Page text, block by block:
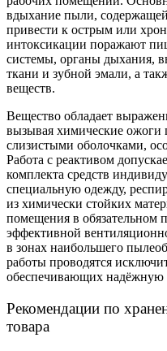
вдыхание пыли,
привести к острым или
интоксикации поражают
системы, органы дыхания,
ткани и зубной эмали, а
веществ.
Вещество обладает
вызывая химические ожоги
слизистыми оболочками,
Работа с реактивом
комплекта средств
специальную одежду,
из химически стойких
помещения в обязательном
эффективной
в зонах наибольшего
работы проводятся
обеспечивающих надёжную
Рекомендации по
товара